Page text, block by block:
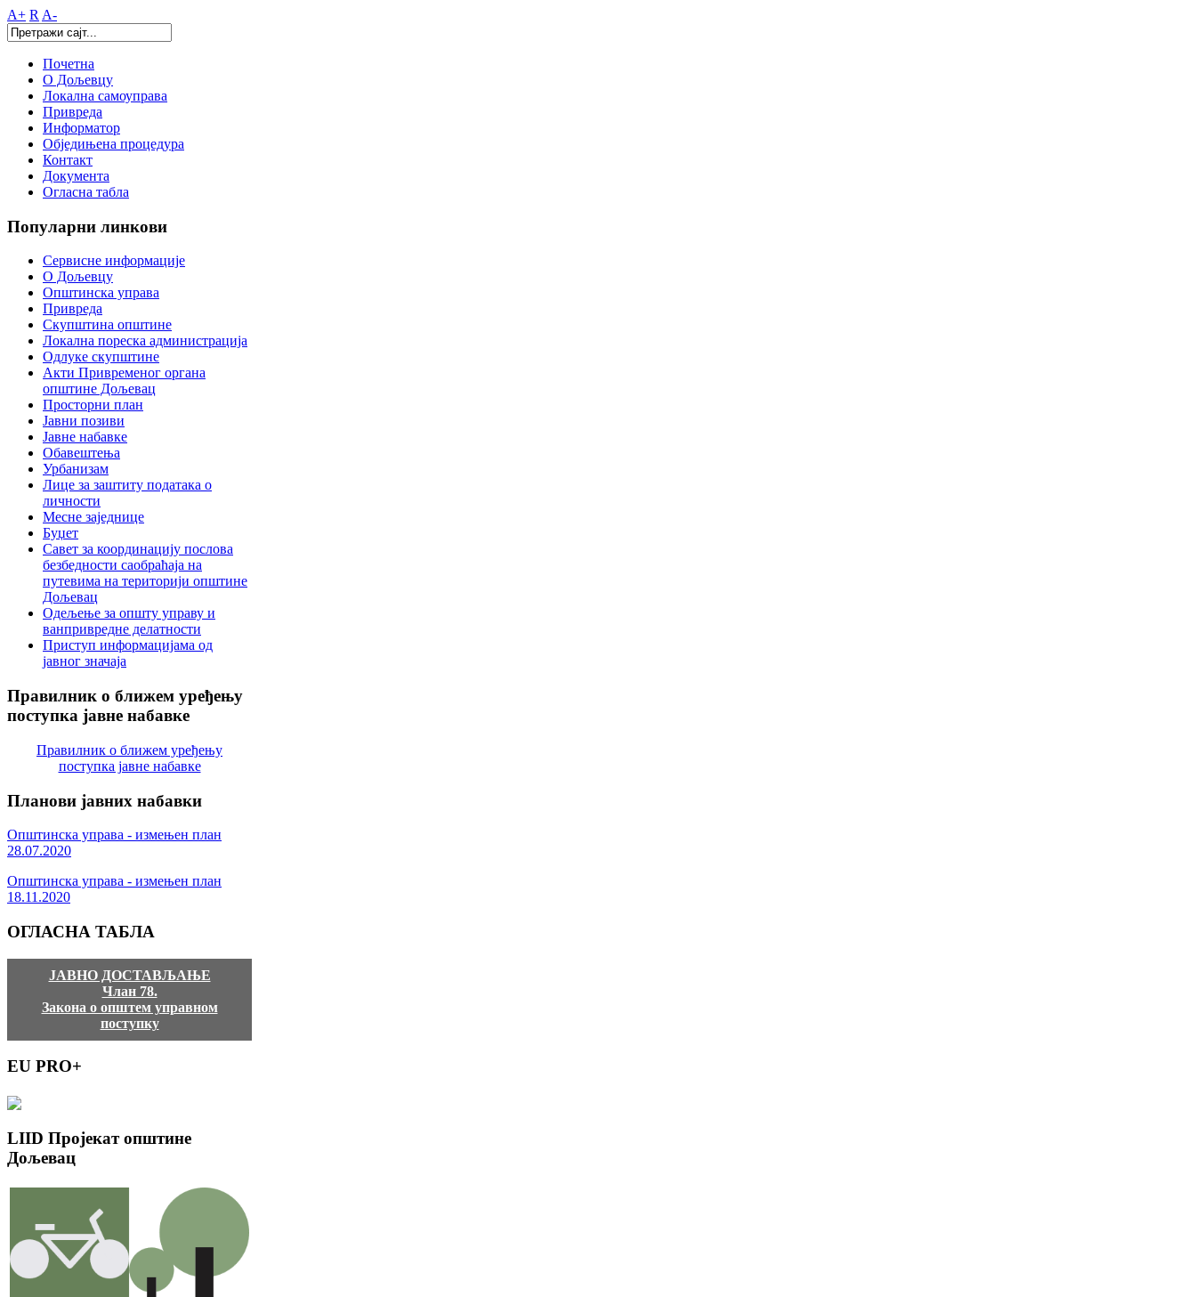
A+ R A-
Почетна
О Дољевцу
Локална самоуправа
Привреда
Информатор
Обједињена процедура
Контакт
Документа
Огласна табла
Популарни линкови
Сервисне информације
О Дољевцу
Општинска управа
Привреда
Скупштина општине
Локална пореска администрација
Одлуке скупштине
Акти Привременог органа
општине Дољевац
Просторни план
Јавни позиви
Јавне набавке
Обавештења
Урбанизам
Лице за заштиту података о
личности
Месне заједнице
Буџет
Савет за координацију послова
безбедности саобраћаја на
путевима на територији општине
Дољевац
Одељење за општу управу и
ванпривредне делатности
Приступ информацијама од
јавног значаја
Правилник о ближем уређењу
поступка јавне набавке
Правилник о ближем уређењу
поступка јавне набавке
Планови јавних набавки
Општинска управа - измењен план
28.07.2020
Општинска управа - измењен план
18.11.2020
ОГЛАСНА ТАБЛА
ЈАВНО ДОСТАВЉАЊЕ
Члан 78.
Закона о општем управном
поступку
EU PRO+
LIID Пројекат општине
Дољевац